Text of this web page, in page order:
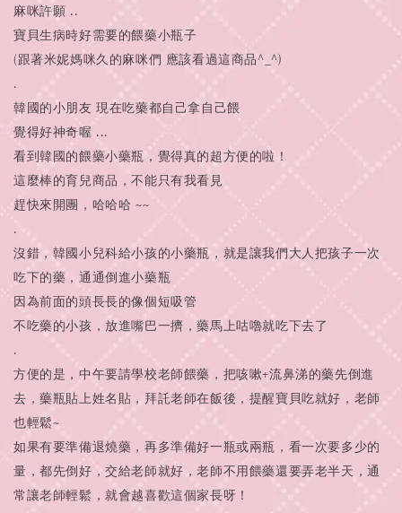
麻咪許願 ..
寶貝生病時好需要的餵藥小瓶子
(跟著米妮媽咪久的麻咪們 應該看過這商品^_^)
.
韓國的小朋友 現在吃藥都自己拿自己餵
覺得好神奇喔 ...
看到韓國的餵藥小藥瓶，覺得真的超方便的啦！
這麼棒的育兒商品，不能只有我看見
趕快來開團，哈哈哈 ~~
.
沒錯，韓國小兒科給小孩的小藥瓶，就是讓我們大人把孩子一次
吃下的藥，通通倒進小藥瓶
因為前面的頭長長的像個短吸管
不吃藥的小孩，放進嘴巴一擠，藥馬上咕嚕就吃下去了
.
方便的是，中午要請學校老師餵藥，把咳嗽+流鼻涕的藥先倒進
去，藥瓶貼上姓名貼，拜託老師在飯後，提醒寶貝吃就好，老師
也輕鬆~
如果有要準備退燒藥，再多準備好一瓶或兩瓶，看一次要多少的
量，都先倒好，交給老師就好，老師不用餵藥還要弄老半天，通
常讓老師輕鬆，就會越喜歡這個家長呀！